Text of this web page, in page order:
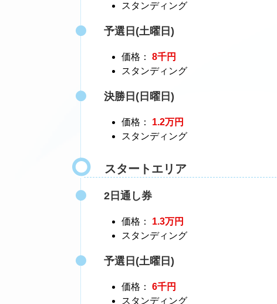
スタンディング
予選日(土曜日)
価格： 8千円
スタンディング
決勝日(日曜日)
価格： 1.2万円
スタンディング
スタートエリア
2日通し券
価格： 1.3万円
スタンディング
予選日(土曜日)
価格： 6千円
スタンディング